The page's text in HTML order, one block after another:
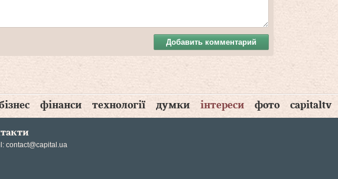
Добавить комментарий
фінанси технології думки інтереси фото capitaltv
contact@capital.ua